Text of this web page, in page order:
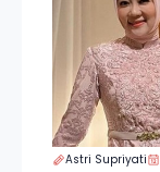
Astri Supriyati